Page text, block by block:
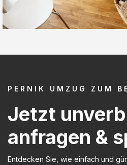
PERNIK UMZUG ZUM
Jetzt
anfragen &
Entdecken Sie, wie einfach und